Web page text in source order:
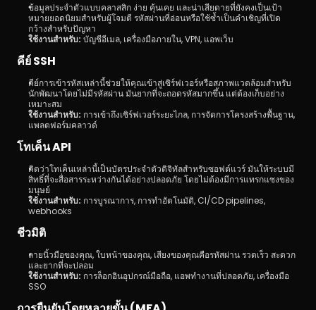
ข้อมูลประจำตัวแบบคลาสสิก ง่าย คุ้นเคย และน่าเสียดายที่ยังคงเป็นเป้า
หมายยอดนิยมสำหรับผู้โจมตี รหัสผ่านที่อ่อนหรือใช้ซ้ำเป็นคำเชิญที่เปิด
กว้างสำหรับปัญหา
ใช้งานสำหรับ: บัญชีอีเมล, เครื่องมือภายใน, VPN, แอพเว็บ
คีย์ SSH
คีย์การเข้ารหัสเหล่านี้ช่วยให้คุณเข้าสู่เซิร์ฟเวอร์หรือสภาพแวดล้อมสำหรับ
นักพัฒนาโดยไม่มีรหัสผ่าน มันยากที่จะถอดรหัสมากขึ้น แต่ต้องเก็บอย่าง
เหมาะสม
ใช้งานสำหรับ: การเข้าถึงเซิร์ฟเวอร์ระยะไกล, การจัดการโครงสร้างพื้นฐาน,
แพลตฟอร์มคลาวด์
โทเค็น API
คิดว่าโทเค็นเหล่านี้เป็นบัตรประจำตัวดิจิทัลสำหรับซอฟต์แวร์ มันให้ระบบมี
สิทธิ์ที่จะสื่อสารระหว่างกันได้อย่างปลอดภัย โดยไม่ต้องมีการแทรกแซงของ
มนุษย์
ใช้งานสำหรับ: การบูรณาการ, การทำอัตโนมัติ, CI/CD pipelines,
webhooks
ชีวมิติ
ลายนิ้วมือของคุณ, ใบหน้าของคุณ, เสียงของคุณคือรหัสผ่าน รวดเร็ว สะดวก
และยากที่จะปลอม
ใช้งานสำหรับ: การล็อกอินอุปกรณ์มือถือ, แอพทำงานที่ปลอดภัย, เครื่องมือ
SSO